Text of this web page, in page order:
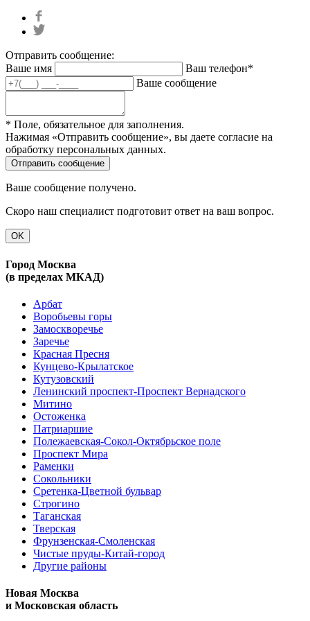
Отправить сообщение:
Ваше имя
Ваш телефон*
Ваше сообщение
* Поле, обязательное для заполнения.
Нажимая «Отправить сообщение», вы даете согласие на
обработку персональных данных.
Ваше сообщение получено.
Скоро наш специалист подготовит ответ на ваш вопрос.
OK
Город Москва
(в пределах МКАД)
Арбат
Воробьевы горы
Замоскворечье
Заречье
Красная Пресня
Кунцево-Крылатское
Кутузовский
Ленинский проспект-Проспект Вернадского
Митино
Остоженка
Патриаршие
Полежаевская-Сокол-Октябрьское поле
Проспект Мира
Раменки
Сокольники
Сретенка-Цветной бульвар
Строгино
Таганская
Тверская
Фрунзенская-Смоленская
Чистые пруды-Китай-город
Другие районы
Новая Москва
и Московская область